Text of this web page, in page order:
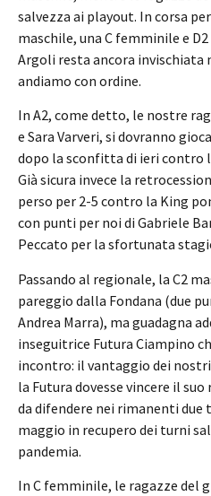
salvezza ai playout. In corsa
maschile, una C femminile e
Argoli resta ancora invischiata
andiamo con ordine.
In A2, come detto, le nostre
e Sara Varveri, si dovranno
dopo la sconfitta di ieri contro
Già sicura invece la
perso per 2-5 contro la King
con punti per noi di Gabriele
Peccato per la sfortunata
Passando al regionale, la C2
pareggio dalla Fondana (due
Andrea Marra), ma guadagna
inseguitrice Futura Ciampino
incontro: il vantaggio dei
la Futura dovesse vincere il
da difendere nei rimanenti due
maggio in recupero dei turni
pandemia.
In C femminile, le ragazze del